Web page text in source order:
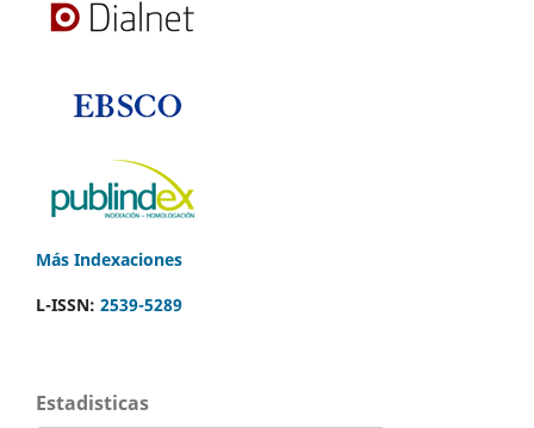
Más Indexaciones
L-ISSN: 2539-5289
Estadisticas